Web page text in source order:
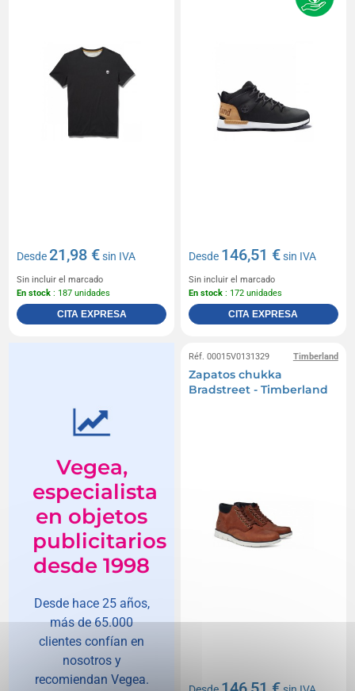
Desde21,98 €sin IVA
Sin incluir el marcado
En stock : 187 unidades
CITA EXPRESA
Desde 146,51 €sin IVA
Sin incluir el marcado
En stock : 172 unidades
CITA EXPRESA
Vegea,
especialista
en objetos
publicitarios
desde 1998
Desde hace 25 años,
más de 65.000
clientes confían en
nosotros y
recomiendan Vegea.
Timberland
Réf. 00015V0131329
Zapatos chukka
Bradstreet - Timberland